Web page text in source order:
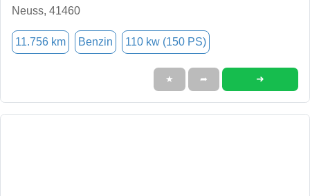
Neuss, 41460
11.756 km Benzin 110 kw (150 PS)
★ ➦ ➜